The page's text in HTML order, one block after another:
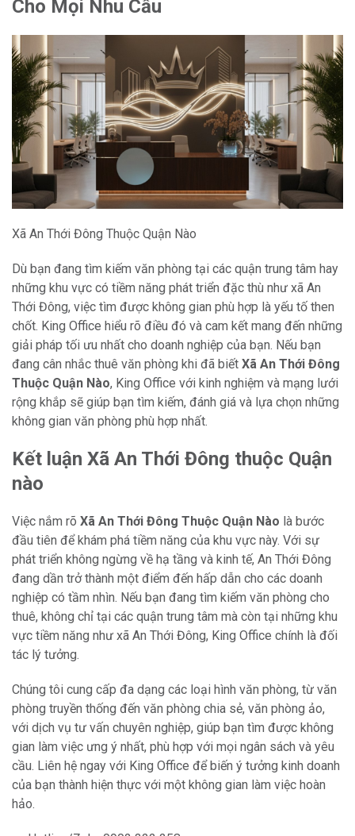
Cho Mọi Nhu Cầu
Xã An Thới Đông Thuộc Quận Nào
Dù bạn đang tìm kiếm văn phòng tại các quận trung tâm hay
những khu vực có tiềm năng phát triển đặc thù như xã An
Thới Đông, việc tìm được không gian phù hợp là yếu tố then
chốt. King Office hiểu rõ điều đó và cam kết mang đến những
giải pháp tối ưu nhất cho doanh nghiệp của bạn. Nếu bạn
đang cân nhắc thuê văn phòng khi đã biết Xã An Thới Đông
Thuộc Quận Nào, King Office với kinh nghiệm và mạng lưới
rộng khắp sẽ giúp bạn tìm kiếm, đánh giá và lựa chọn những
không gian văn phòng phù hợp nhất.
Kết luận Xã An Thới Đông thuộc Quận
nào
Việc nắm rõ Xã An Thới Đông Thuộc Quận Nào là bước
đầu tiên để khám phá tiềm năng của khu vực này. Với sự
phát triển không ngừng về hạ tầng và kinh tế, An Thới Đông
đang dần trở thành một điểm đến hấp dẫn cho các doanh
nghiệp có tầm nhìn. Nếu bạn đang tìm kiếm văn phòng cho
thuê, không chỉ tại các quận trung tâm mà còn tại những khu
vực tiềm năng như xã An Thới Đông, King Office chính là đối
tác lý tưởng.
Chúng tôi cung cấp đa dạng các loại hình văn phòng, từ văn
phòng truyền thống đến văn phòng chia sẻ, văn phòng ảo,
với dịch vụ tư vấn chuyên nghiệp, giúp bạn tìm được không
gian làm việc ưng ý nhất, phù hợp với mọi ngân sách và yêu
cầu. Liên hệ ngay với King Office để biến ý tưởng kinh doanh
của bạn thành hiện thực với một không gian làm việc hoàn
hảo.